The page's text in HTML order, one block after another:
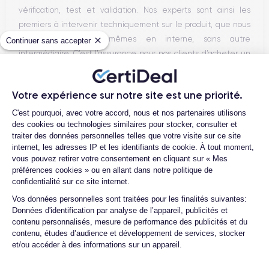
Continuer sans accepter
Votre expérience sur notre site est une priorité.
Plateforme de Gestion du
C'est pourquoi, avec votre accord, nous et nos partenaires utilisons
des cookies ou technologies similaires pour stocker, consulter et
traiter des données personnelles telles que votre visite sur ce site
internet, les adresses IP et les identifiants de cookie. À tout moment,
vous pouvez retirer votre consentement en cliquant sur « Mes
préférences cookies » ou en allant dans notre politique de
confidentialité sur ce site internet.
Vos données personnelles sont traitées pour les finalités suivantes:
Données d'identification par analyse de l’appareil, publicités et
contenu personnalisés, mesure de performance des publicités et du
contenu, études d’audience et développement de services, stocker
et/ou accéder à des informations sur un appareil.
Axeptio consent
vérification, test et validation. Nos experts sont ainsi les
premiers à intervenir techniquement sur le produit, que nous
reconditionnons nous-mêmes en interne, sans autre
intermédiaire. C’est l’assurance pour nos clients d’acheter un
téléphone en toute confiance, reconditionné en France,
accompagné d’une garantie de 30 mois et d’un service après-
vente en contact continu avec nos experts techniques.
Parcours d'un Smartphone